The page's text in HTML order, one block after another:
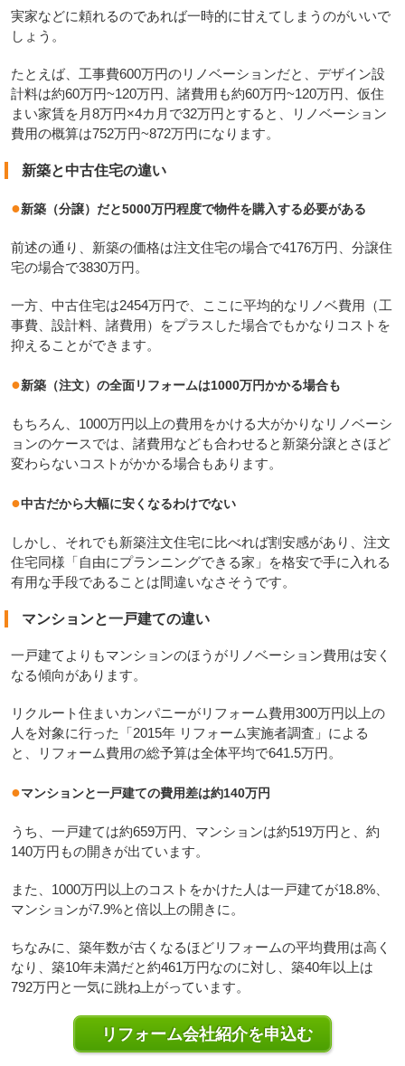
実家などに頼れるのであれば一時的に甘えてしまうのがいいで
しょう。
たとえば、工事費600万円のリノベーションだと、デザイン設
計料は約60万円~120万円、諸費用も約60万円~120万円、仮住
まい家賃を月8万円×4カ月で32万円とすると、リノベーション
費用の概算は752万円~872万円になります。
新築と中古住宅の違い
●新築（分譲）だと5000万円程度で物件を購入する必要がある
前述の通り、新築の価格は注文住宅の場合で4176万円、分譲住
宅の場合で3830万円。
一方、中古住宅は2454万円で、ここに平均的なリノベ費用（工
事費、設計料、諸費用）をプラスした場合でもかなりコストを
抑えることができます。
●新築（注文）の全面リフォームは1000万円かかる場合も
もちろん、1000万円以上の費用をかける大がかりなリノベーシ
ョンのケースでは、諸費用なども合わせると新築分譲とさほど
変わらないコストがかかる場合もあります。
●中古だから大幅に安くなるわけでない
しかし、それでも新築注文住宅に比べれば割安感があり、注文
住宅同様「自由にプランニングできる家」を格安で手に入れる
有用な手段であることは間違いなさそうです。
マンションと一戸建ての違い
一戸建てよりもマンションのほうがリノベーション費用は安く
なる傾向があります。
リクルート住まいカンパニーがリフォーム費用300万円以上の
人を対象に行った「2015年 リフォーム実施者調査」による
と、リフォーム費用の総予算は全体平均で641.5万円。
●マンションと一戸建ての費用差は約140万円
うち、一戸建ては約659万円、マンションは約519万円と、約
140万円もの開きが出ています。
また、1000万円以上のコストをかけた人は一戸建てが18.8%、
マンションが7.9%と倍以上の開きに。
ちなみに、築年数が古くなるほどリフォームの平均費用は高く
なり、築10年未満だと約461万円なのに対し、築40年以上は
792万円と一気に跳ね上がっています。
リフォーム会社紹介を申込む